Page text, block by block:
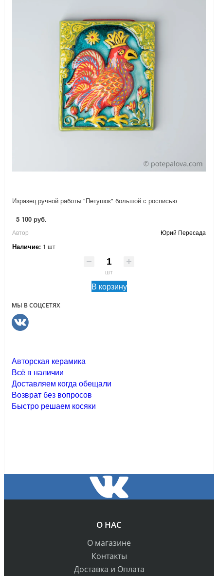
Изразец ручной работы "Петушок" большой с росписью
5 100 руб.
Автор Юрий Пересада
Наличие: 1 шт
шт
В корзину
МЫ В СОЦСЕТЯХ
Авторская керамика
Всё в наличии
Доставляем когда обещали
Возврат без вопросов
Быстро решаем косяки
О НАС
О магазине
Контакты
Доставка и Оплата